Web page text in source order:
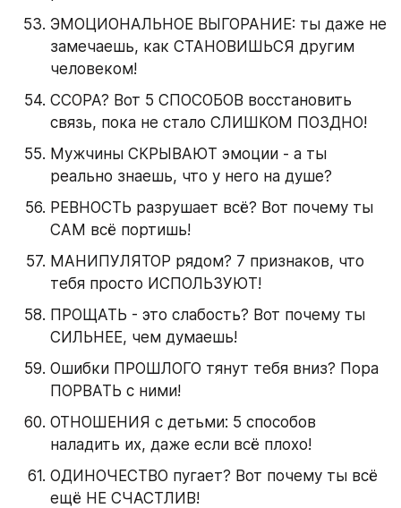
ЭМОЦИОНАЛЬНОЕ ВЫГОРАНИЕ: ты даже не
замечаешь, как СТАНОВИШЬСЯ другим
человеком!
ССОРА? Вот 5 СПОСОБОВ восстановить
связь, пока не стало СЛИШКОМ ПОЗДНО!
Мужчины СКРЫВАЮТ эмоции - а ты
реально знаешь, что у него на душе?
РЕВНОСТЬ разрушает всё? Вот почему ты
САМ всё портишь!
МАНИПУЛЯТОР рядом? 7 признаков, что
тебя просто ИСПОЛЬЗУЮТ!
ПРОЩАТЬ - это слабость? Вот почему ты
СИЛЬНЕЕ, чем думаешь!
Ошибки ПРОШЛОГО тянут тебя вниз? Пора
ПОРВАТЬ с ними!
ОТНОШЕНИЯ с детьми: 5 способов
наладить их, даже если всё плохо!
ОДИНОЧЕСТВО пугает? Вот почему ты всё
ещё НЕ СЧАСТЛИВ!